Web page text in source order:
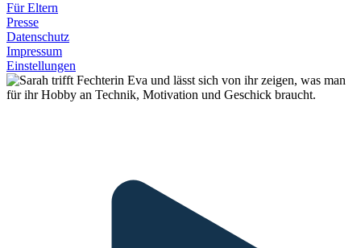
Für Eltern
Presse
Datenschutz
Impressum
Einstellungen